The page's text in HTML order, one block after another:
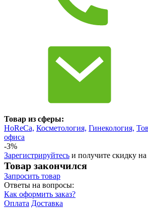
Товар из сферы:
HoReCa, Косметология, Гинекология,
офиса
-3%
Зарегистрируйтесь и получите скидку
Товар закончился
Запросить товар
Ответы на вопросы:
Как оформить заказ?
Оплата Доставка